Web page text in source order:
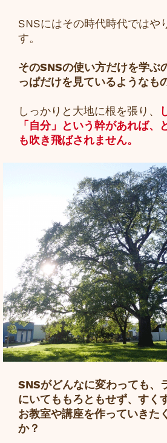
SNSにはその時代時代ではや
す。
そのSNSの使い方だけを学ぶ
っぱだけを見ているようなもの
しっかりと大地に根を張り、
「自分」という幹があれば、
も吹き飛ばされません。
SNSがどんなに変わっても、
にいてももろともせず、すく
お教室や講座を作っていきた
か？